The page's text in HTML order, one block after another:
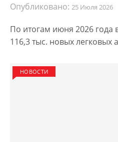
Опубликовано: 25 Июля 2026
По итогам июня 2026 года
116,3 тыс. новых
НОВОСТИ